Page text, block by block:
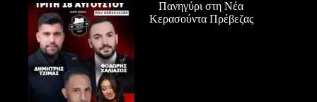
Πανηγύρι στη Νέα
Κερασούντα Πρέβεζας